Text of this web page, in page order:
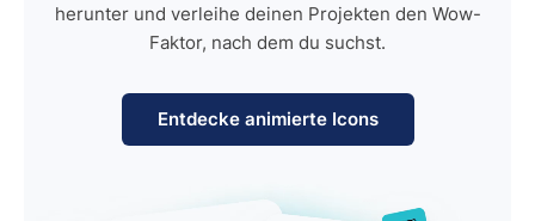
herunter und verleihe deinen Projekten den Wow-
Faktor, nach dem du suchst.
Entdecke animierte Icons